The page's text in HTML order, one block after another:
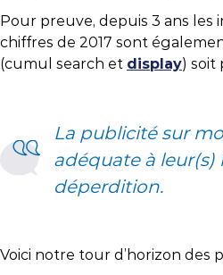
Toutes nos
Nos évènements
Nos clients
Business Cases
Workshops clients
Pour preuve, depuis 3 ans les
chiffres de 2017 sont
(cumul search et display) soit
La publicité sur
adéquate à
déperdition.
Voici notre tour d’horizon des